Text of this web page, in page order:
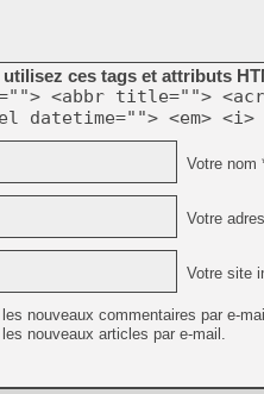
utilisez ces tags et attributs
<abbr title="">
datetime=""> <em>
Votre nom
Votre
Votre site
nouveaux commentaires par e-
nouveaux articles par e-mail.